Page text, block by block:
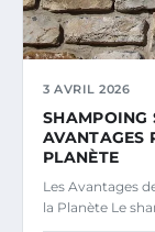
3 AVRIL 2026
SHAMPOING
AVANTAGES
PLANÈTE
Les Avantages
la Planète Le